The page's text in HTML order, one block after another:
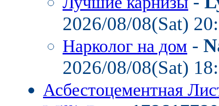
2026/08/08(Sat)
Нарколог на дом -
2026/08/08(Sat)
Асбестоцементная